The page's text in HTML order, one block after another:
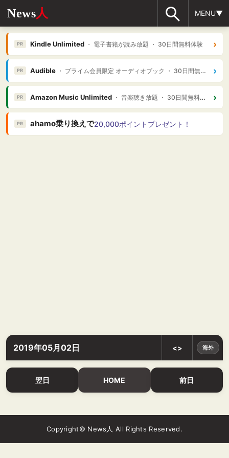
News人 MENU▼
PR Kindle Unlimited・ 電子書籍が読み放題 ・ 30日間無料体験 ›
PR Audible・ プライム会員限定 オーディオブック ・ 30日間無料体験 ›
PR Amazon Music Unlimited・ 音楽聴き放題 ・ 30日間無料体験 ›
PR ahamo乗り換えで20,000ポイントプレゼント！
2019年05月02日 <> 海外
翌日 HOME 前日
Copyright© News人 All Rights Reserved.